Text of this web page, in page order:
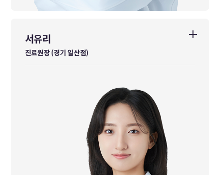
서유리
진료원장 (경기 일산점)
서유리
진료원장 (경기 일산점)
대전자생한방병원 일반수련의 수료
前 배곧한방병원 진료원장
前 서울미르한방병원 진료원장